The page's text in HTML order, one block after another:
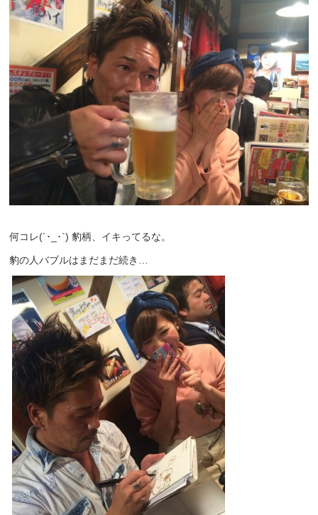
何コレ(´･_･`) 豹柄、イキってるな。
豹の人バブルはまだまだ続き…